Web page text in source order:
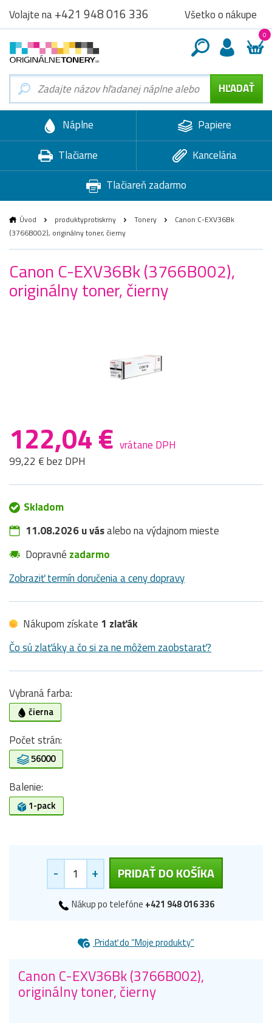
Volajte na+421 948 016 336 Všetko o nákupe
0
Náplne
Papiere
Tlačiarne
Kancelária
Tlačiareň zadarmo
Úvod produktyprotiskrny Tonery
Canon C-EXV36Bk
(3766B002), originálny toner, čierny
Canon C-EXV36Bk (3766B002),
originálny toner, čierny
122,04 € vrátane DPH
99,22 € bez DPH
Skladom
11.08.2026 u vásalebo na výdajnom mieste
Dopravné zadarmo
Zobraziť termín doručenia a ceny dopravy
Nákupom získate 1 zlaťák
Čo sú zlaťáky a čo si za ne môžem zaobstarať?
Vybraná farba:
čierna
Počet strán:
56000
Balenie:
1-pack
- + PRIDAŤ DO KOŠÍKA
Nákup po telefóne +421 948 016 336
Pridať do “Moje produkty”
Canon C-EXV36Bk (3766B002),
originálny toner, čierny